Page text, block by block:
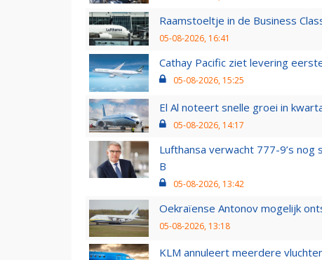
Raamstoeltje in de Business
05-08-2026, 16:41
Cathay Pacific ziet levering
05-08-2026, 15:25
El Al noteert snelle groei in
05-08-2026, 14:17
Lufthansa verwacht 777-9’s
B
05-08-2026, 13:42
Oekraïense Antonov mogelijk
05-08-2026, 13:18
KLM annuleert meerdere